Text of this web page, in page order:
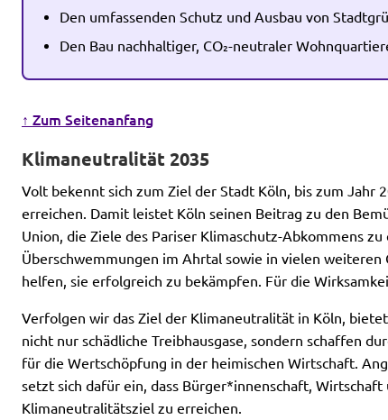
Kontakt
Transparenzregister
Datenschutz
Impressum
Den umfassenden Schutz und Ausbau von
Den Bau nachhaltiger, CO₂-neutraler
↑ Zum Seitenanfang
Klimaneutralität 2035
Volt bekennt sich zum Ziel der Stadt Köln, bis zum
erreichen. Damit leistet Köln seinen Beitrag zu den
Union, die Ziele des Pariser Klimaschutz-Abkommens
Überschwemmungen im Ahrtal sowie in vielen
helfen, sie erfolgreich zu bekämpfen. Für die
Verfolgen wir das Ziel der Klimaneutralität in Köln,
nicht nur schädliche Treibhausgase, sondern schaffen
für die Wertschöpfung in der heimischen Wirtschaft.
setzt sich dafür ein, dass Bürger*innenschaft,
Klimaneutralitätsziel zu erreichen.